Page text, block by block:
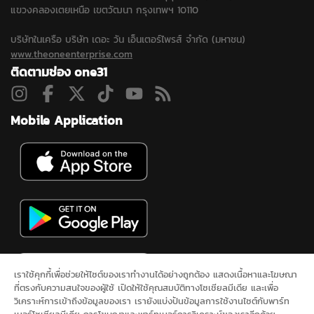
แขวงคลองเตยเหนือ เขตวัฒนา กรุงเทพฯ 10110
บริษัทในเครือ บริษัท เดอะ วัน เอ็นเตอร์ไพรส์ จำกัด (มหาชน)
www.theoneenterprise.com
ติดตามช่อง one31
Mobile Application
เราใช้คุกกี้เพื่อช่วยให้ไซต์ของเราทำงานได้อย่างถูกต้อง แสดงเนื้อหาและโฆษณา
ที่ตรงกับความสนใจของผู้ใช้ เปิดให้ใช้คุณสมบัติทางโซเชียลมีเดีย และเพื่อ
วิเคราะห์การเข้าถึงข้อมูลของเรา เรายังแบ่งปันข้อมูลการใช้งานไซต์กับพาร์ท